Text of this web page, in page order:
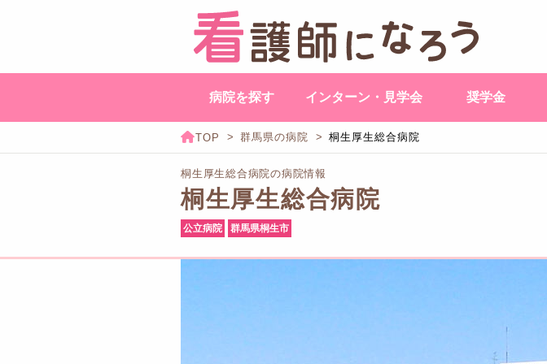
病院を探す インターン・見学会 奨学金
群馬県の病院 桐生厚生総合病院
桐生厚生総合病院の病院情報
桐生厚生総合病院
公立病院 群馬県桐生市